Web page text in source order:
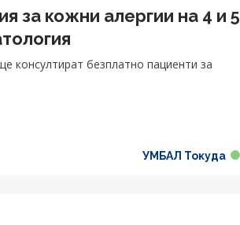
клиниката, настина много добър екип
за кожни алергии на 4 и 5
консултират безплатно пациенти за
УМБАЛ Токуда